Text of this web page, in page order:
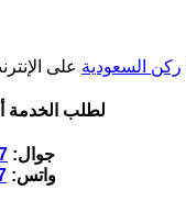
ركن السعودية على
لطلب الخدمة
جوال:
واتس: